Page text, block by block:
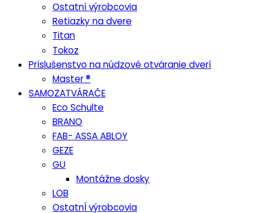
Ostatní výrobcovia
Retiazky na dvere
Titan
Tokoz
Príslušenstvo na núdzové otváranie dverí
Master ®
SAMOZATVÁRAČE
Eco Schulte
BRANO
FAB- ASSA ABLOY
GEZE
GU
Montážne dosky
LOB
OstatnÍ výrobcovia